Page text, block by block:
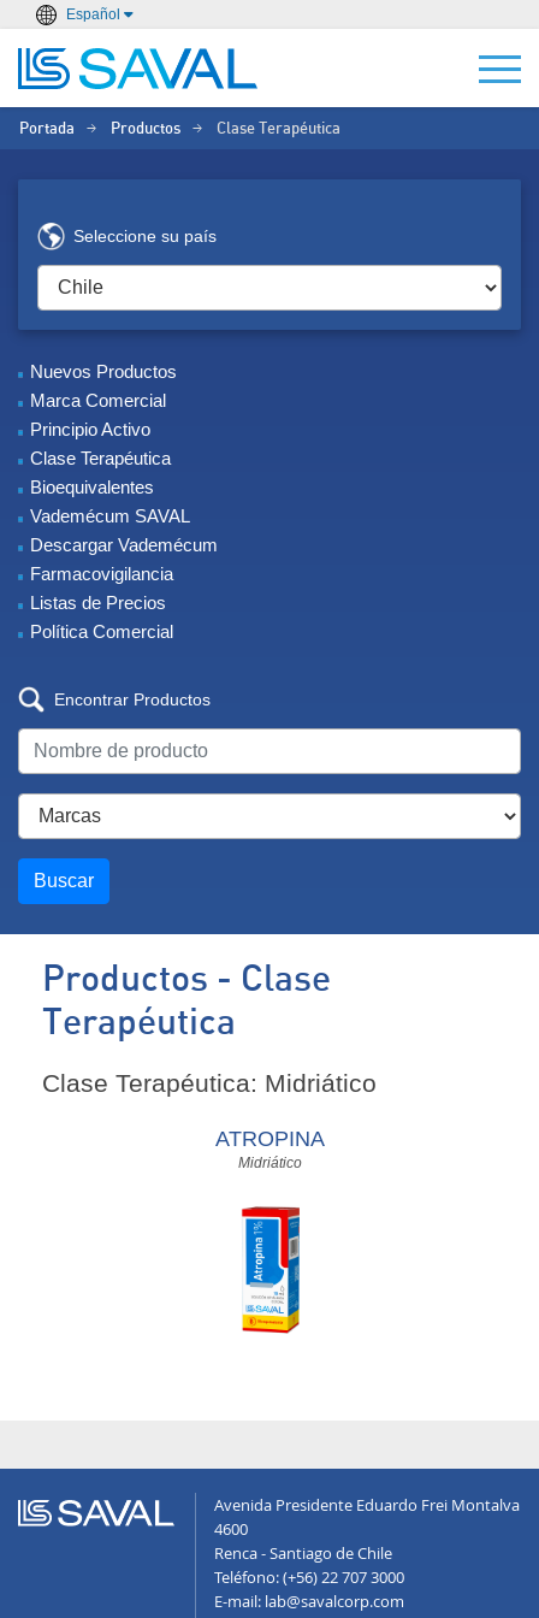
Español
Portada > Productos > Clase Terapéutica
Seleccione su país
Nuevos Productos
Marca Comercial
Principio Activo
Clase Terapéutica
Bioequivalentes
Vademécum SAVAL
Descargar Vademécum
Farmacovigilancia
Listas de Precios
Política Comercial
Encontrar Productos
Buscar
Productos - Clase
Terapéutica
Clase Terapéutica: Midriático
ATROPINA
Midriático
Avenida Presidente Eduardo Frei Montalva
4600
Renca - Santiago de Chile
Teléfono: (+56) 22 707 3000
E-mail: lab@savalcorp.com